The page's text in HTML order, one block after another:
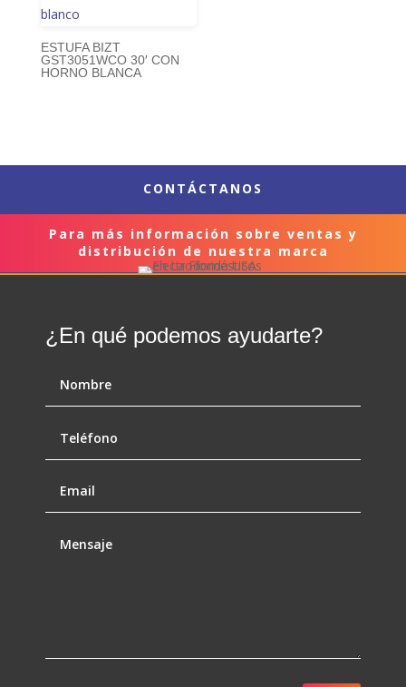
ESTUFA BIZT
GST3051WCO 30′ CON
HORNO BLANCA
CONTÁCTANOS
Para más información sobre ventas y
distribución de nuestra marca
¿En qué podemos ayudarte?